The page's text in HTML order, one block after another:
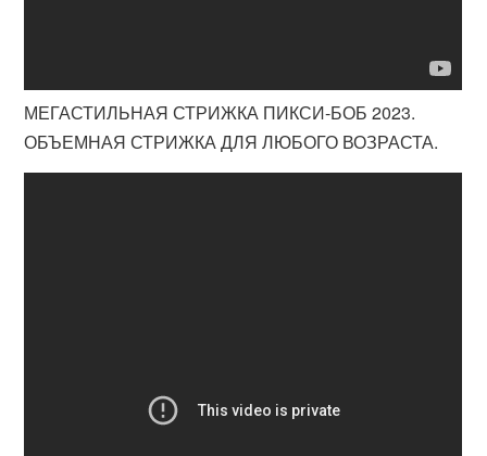
МЕГАСТИЛЬНАЯ СТРИЖКА ПИКСИ-БОБ 2023.
ОБЪЕМНАЯ СТРИЖКА ДЛЯ ЛЮБОГО ВОЗРАСТА.